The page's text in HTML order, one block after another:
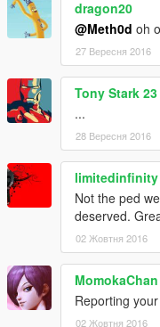
dragon20
@Meth0d oh
27 Вересня 2016
Tony Stark 23
...
28 Вересня 2016
limitedinfinity
Not the ped
deserved.
02 Жовтня 2016
MomokaChan
Reporting
02 Жовтня 2016